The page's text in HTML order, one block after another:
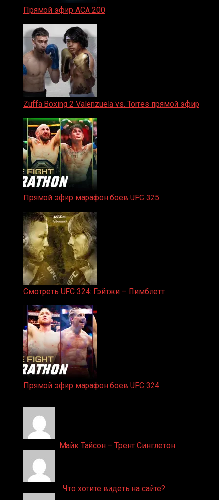
Прямой эфир ACA 200
Zuffa Boxing 2 Valenzuela vs. Torres прямой эфир
Прямой эфир марафон боев UFC 325
Смотреть UFC 324: Гэйтжи – Пимблетт
Прямой эфир марафон боев UFC 324
Майк Тайсон – Трент Синглетон
Что хотите видеть на сайте?